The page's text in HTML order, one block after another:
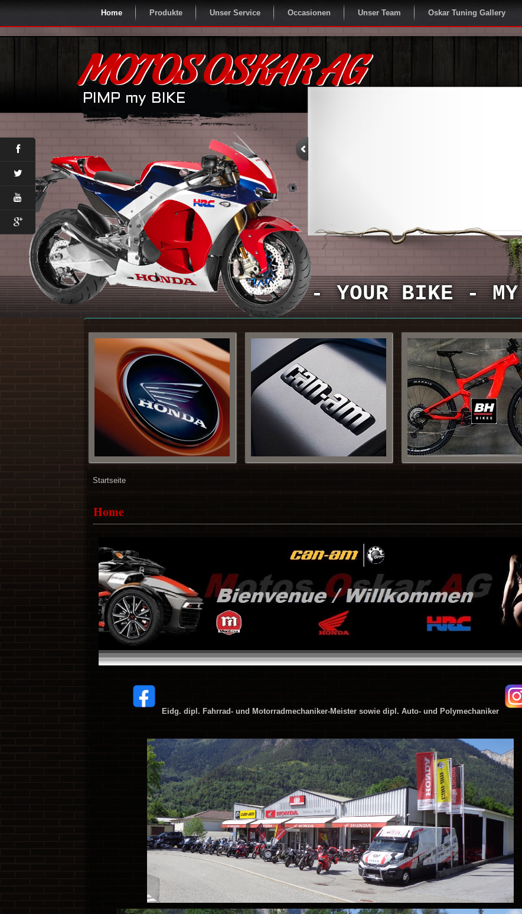
- YOUR BIKE -
MOTOS OSKAR AG
PIMP my BIKE
Home Produkte Unser Service Occasionen Unser Team Oskar Tuning Gallery
Startseite
Home
Eidg. dipl. Fahrrad- und Motorradmechaniker-Meister sowie dipl. Auto- und Polymechaniker